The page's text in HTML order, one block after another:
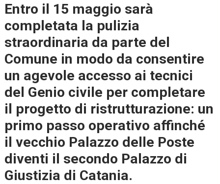
Entro il 15 maggio sarà
completata la pulizia
straordinaria da parte del
Comune in modo da consentire
un agevole accesso ai tecnici
del Genio civile per completare
il progetto di ristrutturazione: un
primo passo operativo affinché
il vecchio Palazzo delle Poste
diventi il secondo Palazzo di
Giustizia di Catania.